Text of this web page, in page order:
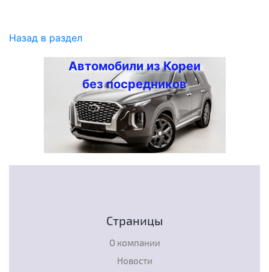
Назад в раздел
Автомобили из Кореи
без посредников
Страницы
О компании
Новости